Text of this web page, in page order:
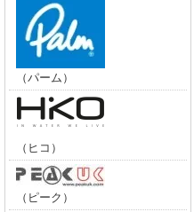
（パーム）
（ヒコ）
（ピーク）